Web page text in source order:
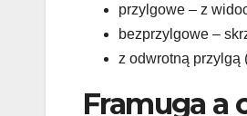
przylgowe – z
bezprzylgowe –
z odwrotną przylgą
Framuga a